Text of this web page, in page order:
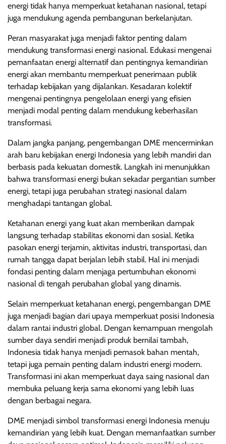
energi tidak hanya memperkuat ketahanan nasional, tetapi
juga mendukung agenda pembangunan berkelanjutan.
Peran masyarakat juga menjadi faktor penting dalam
mendukung transformasi energi nasional. Edukasi mengenai
pemanfaatan energi alternatif dan pentingnya kemandirian
energi akan membantu memperkuat penerimaan publik
terhadap kebijakan yang dijalankan. Kesadaran kolektif
mengenai pentingnya pengelolaan energi yang efisien
menjadi modal penting dalam mendukung keberhasilan
transformasi.
Dalam jangka panjang, pengembangan DME mencerminkan
arah baru kebijakan energi Indonesia yang lebih mandiri dan
berbasis pada kekuatan domestik. Langkah ini menunjukkan
bahwa transformasi energi bukan sekadar pergantian sumber
energi, tetapi juga perubahan strategi nasional dalam
menghadapi tantangan global.
Ketahanan energi yang kuat akan memberikan dampak
langsung terhadap stabilitas ekonomi dan sosial. Ketika
pasokan energi terjamin, aktivitas industri, transportasi, dan
rumah tangga dapat berjalan lebih stabil. Hal ini menjadi
fondasi penting dalam menjaga pertumbuhan ekonomi
nasional di tengah perubahan global yang dinamis.
Selain memperkuat ketahanan energi, pengembangan DME
juga menjadi bagian dari upaya memperkuat posisi Indonesia
dalam rantai industri global. Dengan kemampuan mengolah
sumber daya sendiri menjadi produk bernilai tambah,
Indonesia tidak hanya menjadi pemasok bahan mentah,
tetapi juga pemain penting dalam industri energi modern.
Transformasi ini akan memperkuat daya saing nasional dan
membuka peluang kerja sama ekonomi yang lebih luas
dengan berbagai negara.
DME menjadi simbol transformasi energi Indonesia menuju
kemandirian yang lebih kuat. Dengan memanfaatkan sumber